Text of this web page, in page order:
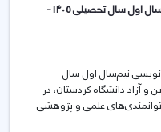
کارگاه‌های آموزشی پروپوزال نویسی نیم‌سال اول سال تحصیلی 1405-
نویسی نیم‌سال اول سال
نوین و آزاد دانشگاه کردستان، در
علمی و پژوهشی